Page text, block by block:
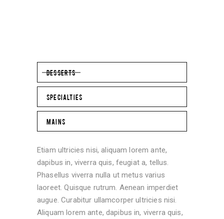
DESSERTS
SPECIALTIES
MAINS
Etiam ultricies nisi, aliquam lorem ante,
dapibus in, viverra quis, feugiat a, tellus.
Phasellus viverra nulla ut metus varius
laoreet. Quisque rutrum. Aenean imperdiet
augue. Curabitur ullamcorper ultricies nisi.
Aliquam lorem ante, dapibus in, viverra quis,